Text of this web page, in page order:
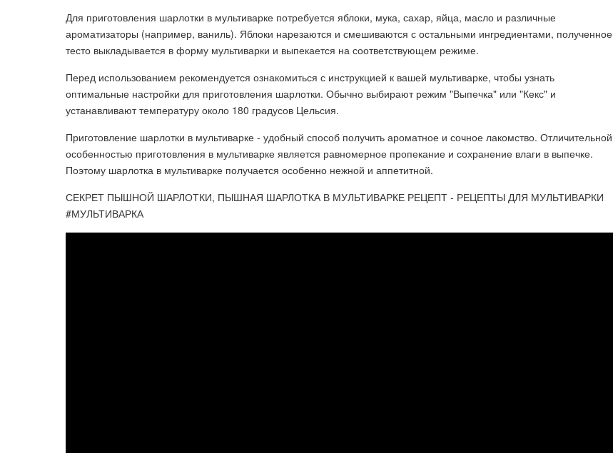
Для приготовления шарлотки в мультиварке потребуется яблоки, мука, сахар, яйца, масло и различные
ароматизаторы (например, ваниль). Яблоки нарезаются и смешиваются с остальными ингредиентами, полученное
тесто выкладывается в форму мультиварки и выпекается на соответствующем режиме.
Перед использованием рекомендуется ознакомиться с инструкцией к вашей мультиварке, чтобы узнать
оптимальные настройки для приготовления шарлотки. Обычно выбирают режим "Выпечка" или "Кекс" и
устанавливают температуру около 180 градусов Цельсия.
Приготовление шарлотки в мультиварке - удобный способ получить ароматное и сочное лакомство. Отличительной
особенностью приготовления в мультиварке является равномерное пропекание и сохранение влаги в выпечке.
Поэтому шарлотка в мультиварке получается особенно нежной и аппетитной.
СЕКРЕТ ПЫШНОЙ ШАРЛОТКИ, ПЫШНАЯ ШАРЛОТКА В МУЛЬТИВАРКЕ РЕЦЕПТ - РЕЦЕПТЫ ДЛЯ МУЛЬТИВАРКИ
#МУЛЬТИВАРКА